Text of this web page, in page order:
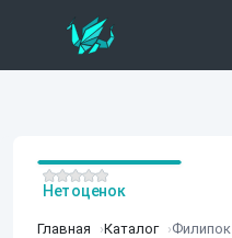
Главная Каталог Филипок
Нет оценок